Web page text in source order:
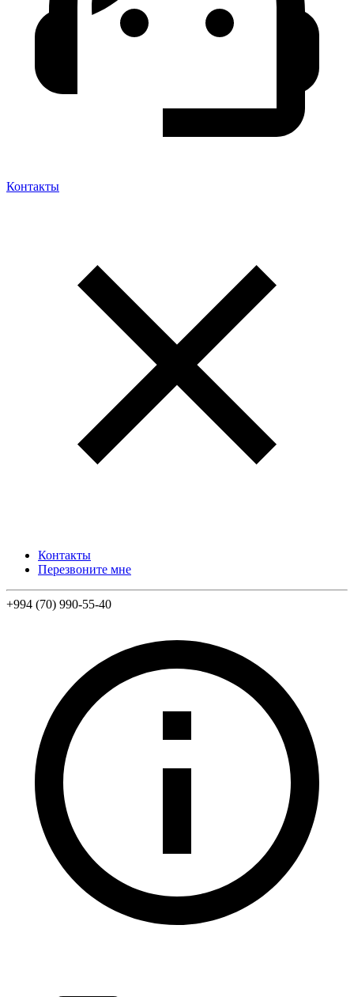
Контакты
Контакты
Перезвоните мне
+994 (70) 990-55-40